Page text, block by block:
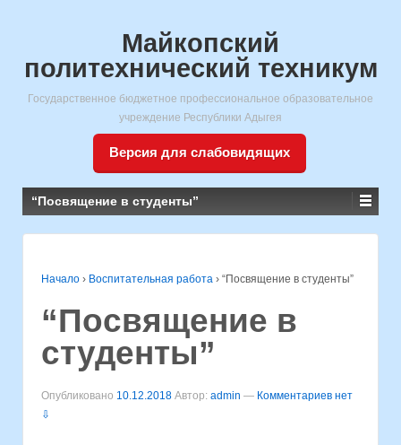
Майкопский
политехнический техникум
Государственное бюджетное профессиональное образовательное
учреждение Республики Адыгея
Версия для слабовидящих
“Посвящение в студенты”
Начало › Воспитательная работа › “Посвящение в студенты”
“Посвящение в
студенты”
Опубликовано 10.12.2018 Автор: admin — Комментариев нет
⇩